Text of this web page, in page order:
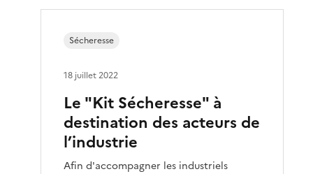
Le "Kit Sécheresse" à
destination des acteurs de
l’industrie
Afin d'accompagner les industriels
Sécheresse
18 juillet 2022